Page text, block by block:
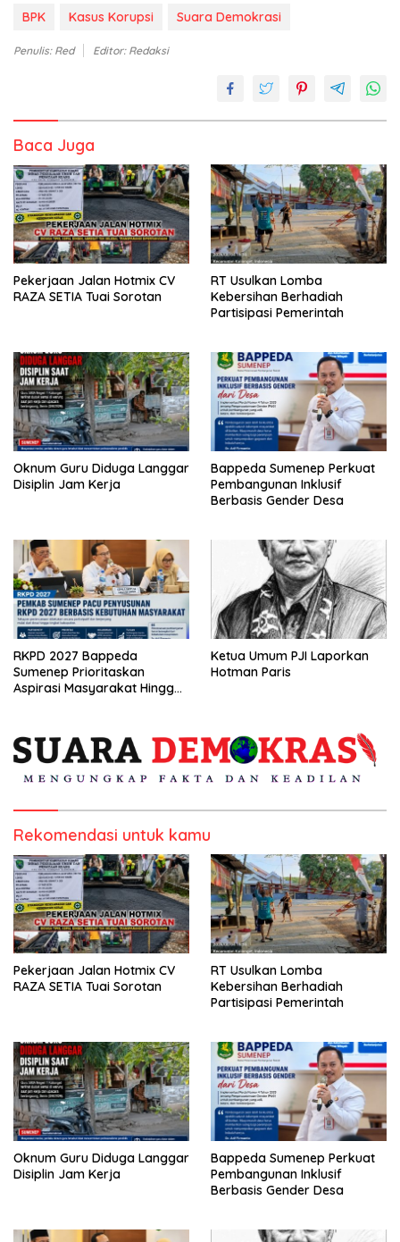
BPK
Kasus Korupsi Suara Demokrasi
Penulis: Red Editor: Redaksi
Baca Juga
Pekerjaan Jalan Hotmix CV
RAZA SETIA Tuai Sorotan
RT Usulkan Lomba
Kebersihan Berhadiah
Partisipasi Pemerintah
Oknum Guru Diduga Langgar
Disiplin Jam Kerja
Bappeda Sumenep Perkuat
Pembangunan Inklusif
Berbasis Gender Desa
RKPD 2027 Bappeda
Sumenep Prioritaskan
Aspirasi Masyarakat Hingga
Ketua Umum PJI Laporkan
Hotman Paris
Rekomendasi untuk kamu
Pekerjaan Jalan Hotmix CV
RAZA SETIA Tuai Sorotan
RT Usulkan Lomba
Kebersihan Berhadiah
Partisipasi Pemerintah
Oknum Guru Diduga Langgar
Disiplin Jam Kerja
Bappeda Sumenep Perkuat
Pembangunan Inklusif
Berbasis Gender Desa